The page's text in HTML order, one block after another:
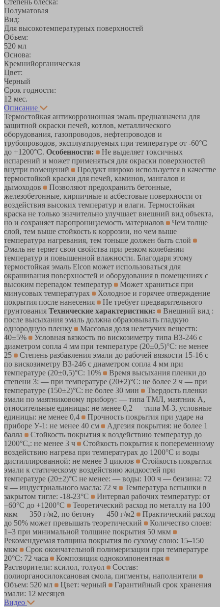
Полуматовая
Вид:
Для высокотемпературных поверхностей
Объем:
520 мл
Основа:
Кремнийорганическая
Цвет:
Черный
Срок годности:
12 мес.
Описание
Термостойкая антикоррозионная эмаль предназначена для
защитной окраски печей, котлов, металлического
оборудования, газопроводов, нефтепроводов и
трубопроводов, эксплуатируемых при температуре от -60°С
до +1200°С. Особенности:
Не выделяет токсичных
испарений и может применяться для окраски поверхностей
внутри помещений
Продукт широко используется в качестве
термостойкой краски для печей, каминов, мангалов и
дымоходов
Позволяют предохранить бетонные,
железобетонные, кирпичные и асбестовые поверхности от
воздействия высоких температур и влаги. Термостойкая
краска не только значительно улучшает внешний вид объекта,
но и сохраняет паропроницаемость материалов
Чем толще
слой, тем выше стойкость к коррозии, но чем выше
температура нагревания, тем тоньше должен быть слой
Эмаль не теряет свои свойства при резком колебании
температур и повышенной влажности. Благодаря этому
термостойкая эмаль Elcon может использоваться для
окрашивания поверхностей и оборудования в помещениях с
высоким перепадом температур
Может храниться при
минусовых температурах
Холодное и горячее отверждение
покрытия после нанесения
Не требует предварительного
грунтования Технические характеристики:
Внешний вид :
после высыхания эмаль должна образовывать гладкую
однородную пленку
Массовая доля нелетучих веществ:
40±5%
Условная вязкость по вискозиметру типа ВЗ-246 с
диаметром сопла 4 мм при температуре (20±0,5)°С: не менее
25
Степень разбавления эмали до рабочей вязкости 15-16 с
по вискозиметру ВЗ-246 с диаметром сопла 4 мм при
температуре (20±0,5)°С: 10%
Время высыхания пленки до
степени 3: — при температуре (20±2)°С: не более 2 ч — при
температуре (150±2)°C: не более 30 мин
Твердость пленки
эмали по маятниковому прибору: — типа ТМЛ, маятник А,
относительные единицы: не менее 0,2 — типа М-3, условные
единицы: не менее 0,4
Прочность покрытия при ударе на
приборе У-1: не менее 40 см
Адгезия покрытия: не более 1
балла
Стойкость покрытия к воздействию температур до
1200°С,: не менее 3 ч
Стойкость покрытия к попеременному
воздействию нагрева при температурах до 1200°С и воды
дистиллированной: не менее 3 циклов
Стойкость покрытия
эмали к статическому воздействию жидкостей при
температуре (20±2)°С не менее: — воды: 100 ч — бензина: 72
ч — индустриального масла: 72 ч
Температура вспышки в
закрытом тигле: -18-23°С
Интервал рабочих температур: от
−60°С до +1200°С
Теоретический расход по металлу на 100
мкм — 350 г/м2, по бетону — 450 г/м2
Практический расход
до 50% может превышать теоретический
Количество слоев:
1–3 при минимальной толщине покрытия 50 мкм
Рекомендуемая толщина покрытия по сухому слою: 15–150
мкм
Срок окончательной полимеризации при температуре
20°С: 72 часа
Композиция однокомпонентная
Растворители: ксилол, толуол
Состав:
полиорганосилоксановая смола, пигменты, наполнители
Объем: 520 мл
Цвет: черный
Гарантийный срок хранения
эмали: 12 месяцев
Видео